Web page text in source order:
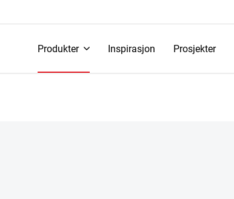
Produkter Inspirasjon Prosjekter